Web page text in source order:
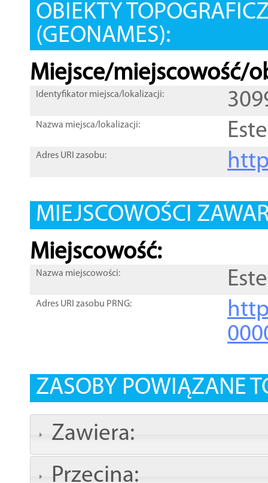
OBIEKTY
(GEONAMES):
Miejsce/miejscowość/
Identyfikator miejsca/lokalizacji:
Nazwa miejsca/lokalizacji:
Adres URI zasobu:
MIEJSCOWOŚCI
Miejscowość:
Nazwa miejscowości:
Adres URI zasobu PRNG:
ZASOBY POWIĄZANE
Zawiera:
Przecina: